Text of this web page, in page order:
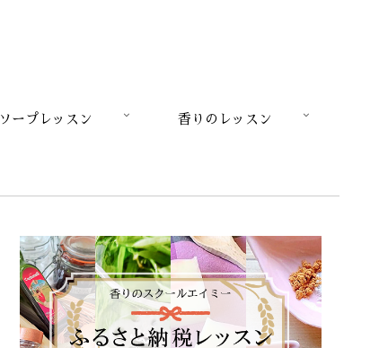
ソープレッスン 香りのレッスン